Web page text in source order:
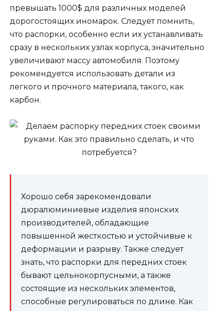
превышать 1000$ для различных моделей
дорогостоящих иномарок. Следует помнить,
что распорки, особенно если их устанавливать
сразу в нескольких узлах корпуса, значительно
увеличивают массу автомобиля. Поэтому
рекомендуется использовать детали из
легкого и прочного материала, такого, как
карбон.
Хорошо себя зарекомендовали
дюралюминиевые изделия японских
производителей, обладающие
повышенной жесткостью и устойчивые к
деформации и разрыву. Также следует
знать, что распорки для передних стоек
бывают цельнокорпусными, а также
состоящие из нескольких элементов,
способные регулироваться по длине. Как